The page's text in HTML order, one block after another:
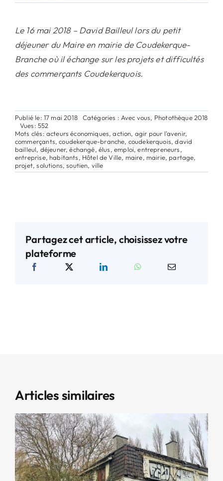
Le 16 mai 2018 – David Bailleul lors du petit
déjeuner du Maire en mairie de Coudekerque-
Branche où il échange sur les projets et difficultés
des commerçants Coudekerquois.
Publié le: 17 mai 2018 Catégories : Avec vous, Photothèque 2018
Vues: 552
Mots clés: acteurs économiques,action, agir pour l'avenir,
commerçants,coudekerque-branche, coudekerquois,david
bailleul, déjeuner,échangé, élus, emploi,entrepreneurs,
entreprise, habitants, Hôtel de Ville, maire, mairie, partage,
projet,solutions,soutien, ville
Partagez cet article, choisissez votre
plateforme
Articles similaires